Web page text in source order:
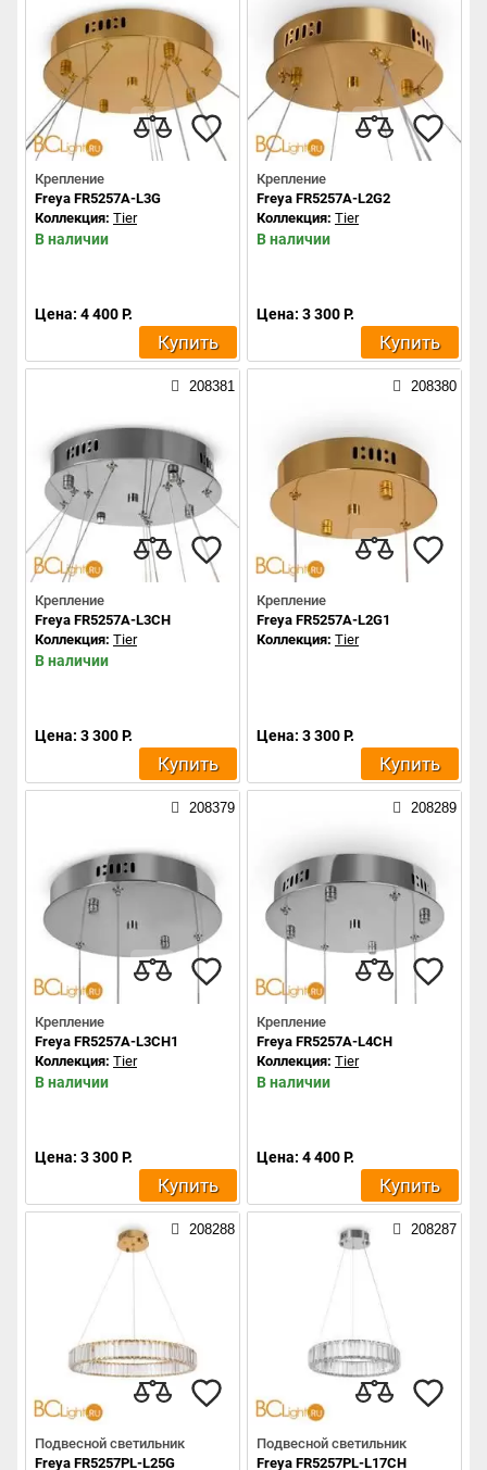
Крепление
Freya FR5257A-L3G
Коллекция: Tier
В наличии
Цена: 4 400 Р.
Купить
Крепление
Freya FR5257A-L2G2
Коллекция: Tier
В наличии
Цена: 3 300 Р.
Купить
208381
Крепление
Freya FR5257A-L3CH
Коллекция: Tier
В наличии
Цена: 3 300 Р.
Купить
208380
Крепление
Freya FR5257A-L2G1
Коллекция: Tier
Цена: 3 300 Р.
Купить
208379
Крепление
Freya FR5257A-L3CH1
Коллекция: Tier
В наличии
Цена: 3 300 Р.
Купить
208289
Крепление
Freya FR5257A-L4CH
Коллекция: Tier
В наличии
Цена: 4 400 Р.
Купить
208288
Подвесной светильник
Freya FR5257PL-L25G
208287
Подвесной светильник
Freya FR5257PL-L17CH